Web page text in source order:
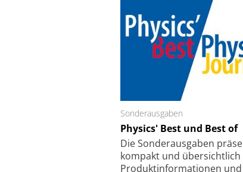
Sonderausgaben
Physics' Best und Best of
Die Sonder­ausgaben
kompakt und übersichtlich
Produkt­informationen
Faserkoppler